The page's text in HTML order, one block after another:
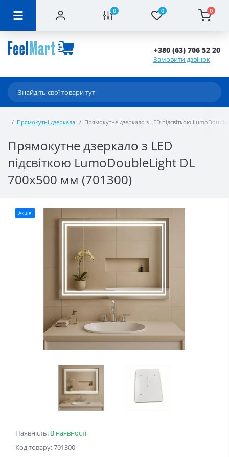
0 0 0
+380 (63) 706 52 20
Замовити дзвінок
Прямокутні дзеркала Прямокутне дзеркало з LED підсвіткою
Прямокутне дзеркало з LED
підсвіткою LumoDoubleLight DL
700x500 мм (701300)
Наявність: В наявності
Код товару: 701300
Акція